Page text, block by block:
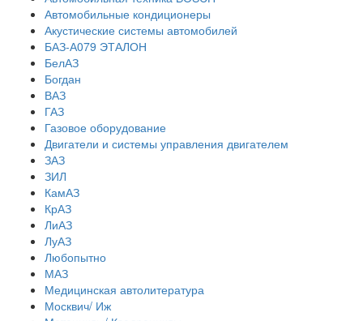
Автомобильные кондиционеры
Акустические системы автомобилей
БАЗ-А079 ЭТАЛОН
БелАЗ
Богдан
ВАЗ
ГАЗ
Газовое оборудование
Двигатели и системы управления двигателем
ЗАЗ
ЗИЛ
КамАЗ
КрАЗ
ЛиАЗ
ЛуАЗ
Любопытно
МАЗ
Медицинская автолитература
Москвич/ Иж